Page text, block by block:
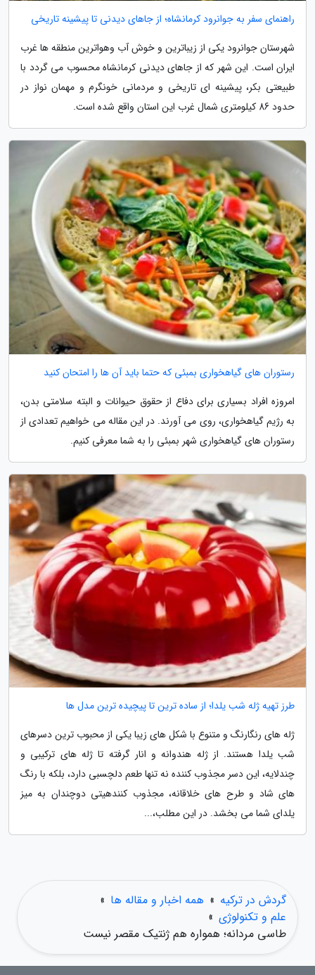
راهنمای سفر به جوانرود کرمانشاه؛ از جاهای دیدنی تا پیشینه تاریخی
شهرستان جوانرود یکی از زیباترین و خوش آب وهواترین منطقه ها غرب
ایران است. این شهر که از جاهای دیدنی کرمانشاه محسوب می گردد با
طبیعتی بکر، پیشینه ای تاریخی و مردمانی خونگرم و مهمان نواز در
حدود 86 کیلومتری شمال غرب این استان واقع شده است.
رستوران های گیاهخواری بمبئی که حتما باید آن ها را امتحان کنید
امروزه افراد بسیاری برای دفاع از حقوق حیوانات و البته سلامتی بدن،
به رژیم گیاهخواری، روی می آورند. در این مقاله می خواهیم تعدادی از
رستوران های گیاهخواری شهر بمبئی را به شما معرفی کنیم.
طرز تهیه ژله شب یلدا؛ از ساده ترین تا پیچیده ترین مدل ها
ژله های رنگارنگ و متنوع با شکل های زیبا یکی از محبوب ترین دسرهای
شب یلدا هستند. از ژله هندوانه و انار گرفته تا ژله های ترکیبی و
چندلایه، این دسر مجذوب کننده نه تنها طعم دلچسبی دارد، بلکه با رنگ
های شاد و طرح های خلاقانه، مجذوب کنندهیتی دوچندان به میز
یلدای شما می بخشد. در این مطلب،...
گردش در ترکیه » همه اخبار و مقاله ها »
علم و تکنولوژی »
طاسی مردانه؛ همواره هم ژنتیک مقصر نیست